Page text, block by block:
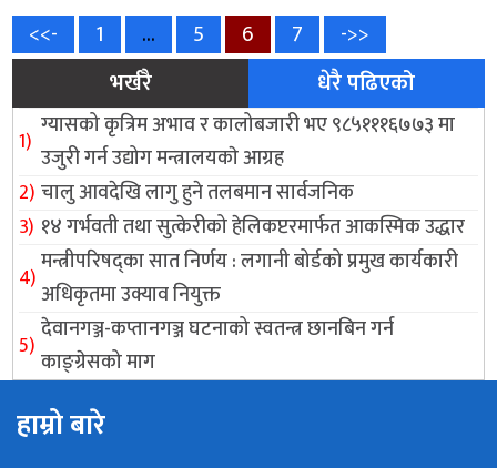
Posts
pagination
<<- Page
1 … Page
5 Page
6 Page
7
->>
भर्खरै
धेरै पढिएको
ग्यासको कृत्रिम अभाव र कालोबजारी भए ९८५१११६७७३ मा
उजुरी गर्न उद्योग मन्त्रालयकाे आग्रह
चालु आवदेखि लागु हुने तलबमान सार्वजनिक
१४ गर्भवती तथा सुत्केरीको हेलिकप्टरमार्फत आकस्मिक उद्धार
मन्त्रीपरिषद्का सात निर्णय : लगानी बोर्डको प्रमुख कार्यकारी
अधिकृतमा उक्याव नियुक्त
देवानगञ्ज-कप्तानगञ्ज घटनाको स्वतन्त्र छानबिन गर्न
काङ्ग्रेसको माग
हाम्रो बारे